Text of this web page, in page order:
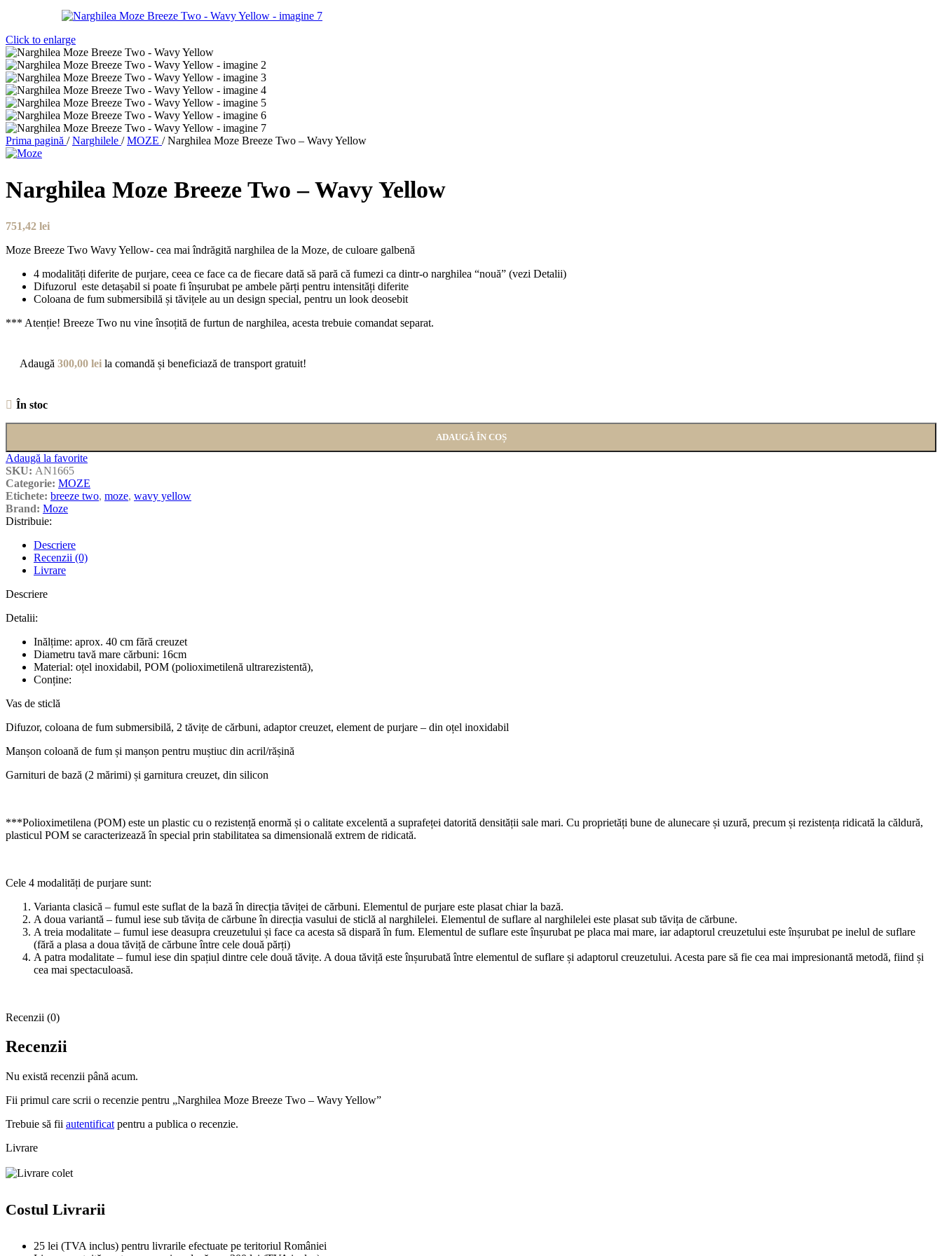
Click to enlarge
Prima pagină / Narghilele / MOZE / Narghilea Moze Breeze Two – Wavy Yellow
Narghilea Moze Breeze Two – Wavy Yellow
751,42 lei
Moze Breeze Two Wavy Yellow- cea mai îndrăgită narghilea de la Moze, de culoare galbenă
4 modalități diferite de purjare, ceea ce face ca de fiecare dată să pară că fumezi ca dintr-o narghilea “nouă” (vezi Detalii)
Difuzorul este detașabil si poate fi înșurubat pe ambele părți pentru intensități diferite
Coloana de fum submersibilă și tăvițele au un design special, pentru un look deosebit
*** Atenție! Breeze Two nu vine însoțită de furtun de narghilea, acesta trebuie comandat separat.
Adaugă 300,00 lei la comandă și beneficiază de transport gratuit!
În stoc
ADAUGĂ ÎN COȘ
Adaugă la favorite
SKU: AN1665
Categorie: MOZE
Etichete: breeze two, moze, wavy yellow
Brand: Moze
Distribuie:
Descriere
Recenzii (0)
Livrare
Descriere
Detalii:
Inălțime: aprox. 40 cm fără creuzet
Diametru tavă mare cărbuni: 16cm
Material: oțel inoxidabil, POM (polioximetilenă ultrarezistentă),
Conține:
Vas de sticlă
Difuzor, coloana de fum submersibilă, 2 tăvițe de cărbuni, adaptor creuzet, element de purjare – din oțel inoxidabil
Manșon coloană de fum și manșon pentru muștiuc din acril/rășină
Garnituri de bază (2 mărimi) și garnitura creuzet, din silicon
***Polioximetilena (POM) este un plastic cu o rezistență enormă și o calitate excelentă a suprafeței datorită densității sale mari. Cu proprietăți bune de alunecare și uzură, precum și rezistența ridicată la căldură,
plasticul POM se caracterizează în special prin stabilitatea sa dimensională extrem de ridicată.
Cele 4 modalități de purjare sunt:
Varianta clasică – fumul este suflat de la bază în direcția tăviței de cărbuni. Elementul de purjare este plasat chiar la bază.
A doua variantă – fumul iese sub tăvița de cărbune în direcția vasului de sticlă al narghilelei. Elementul de suflare al narghilelei este plasat sub tăvița de cărbune.
A treia modalitate – fumul iese deasupra creuzetului și face ca acesta să dispară în fum. Elementul de suflare este înșurubat pe placa mai mare, iar adaptorul creuzetului este înșurubat pe inelul de suflare
(fără a plasa a doua tăviță de cărbune între cele două părți)
A patra modalitate – fumul iese din spațiul dintre cele două tăvițe. A doua tăviță este înșurubată între elementul de suflare și adaptorul creuzetului. Acesta pare să fie cea mai impresionantă metodă, fiind și
cea mai spectaculoasă.
Recenzii (0)
Recenzii
Nu există recenzii până acum.
Fii primul care scrii o recenzie pentru „Narghilea Moze Breeze Two – Wavy Yellow”
Trebuie să fii autentificat pentru a publica o recenzie.
Livrare
Costul Livrarii
25 lei (TVA inclus) pentru livrarile efectuate pe teritoriul României